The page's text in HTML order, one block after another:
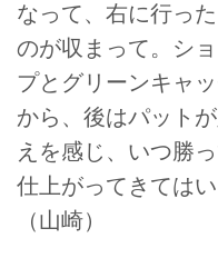
なって、右に行っ
のが収まって。シ
プとグリーンキャ
から、後はパット
えを感じ、いつ勝
仕上がってきては
（山崎）